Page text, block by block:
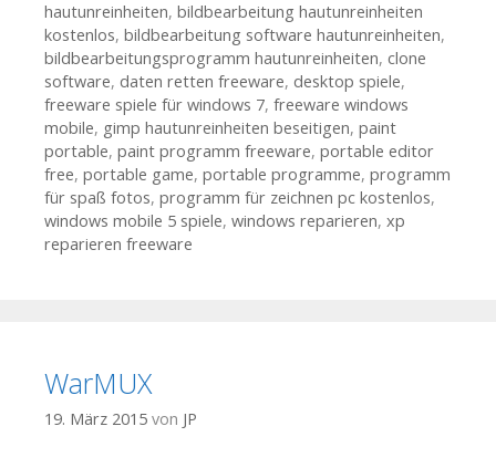
hautunreinheiten, bildbearbeitung hautunreinheiten
kostenlos, bildbearbeitung software hautunreinheiten,
bildbearbeitungsprogramm hautunreinheiten, clone
software, daten retten freeware, desktop spiele,
freeware spiele für windows 7, freeware windows
mobile, gimp hautunreinheiten beseitigen, paint
portable, paint programm freeware, portable editor
free, portable game, portable programme, programm
für spaß fotos, programm für zeichnen pc kostenlos,
windows mobile 5 spiele, windows reparieren, xp
reparieren freeware
WarMUX
19. März 2015 von JP